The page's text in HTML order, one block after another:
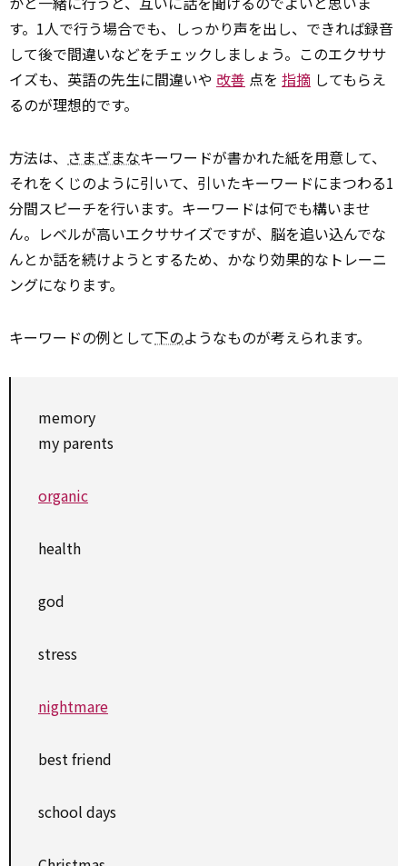
す。1人で行う場合でも、しっかり声を出し、できれば録音
して後で間違いなどをチェックしましょう。このエクササ
イズも、英語の先生に間違いや 改善 点を 指摘 してもらえ
るのが理想的です。
方法は、 さまざまなキーワードが書かれた紙を用意して、
それをくじのように引いて、引いたキーワードにまつわる1
分間スピーチを行います。キーワードは何でも構いませ
ん。レベルが高いエクササイズですが、脳を追い込んでな
んとか話を続けようとするため、かなり効果的なトレーニ
ングになります。
キーワードの例として下のようなものが考えられます。
memory
my parents
organic
health
god
stress
nightmare
best friend
school days